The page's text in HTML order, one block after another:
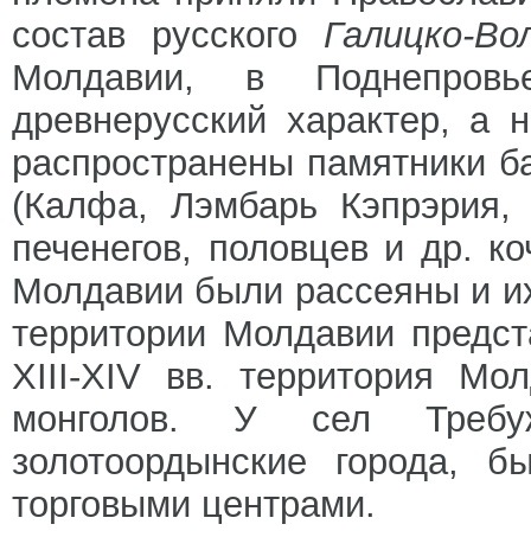
состав русского Галицко-
Молдавии, в
древнерусский характер, а
распространены памятники
(Калфа, Лэмбарь Кэпрэрия,
печенегов, половцев и др.
Молдавии были рассеяны и
территории Молдавии
XIII-XIV вв. территория
монголов. У сел
золотоордынские города,
торговыми центрами.